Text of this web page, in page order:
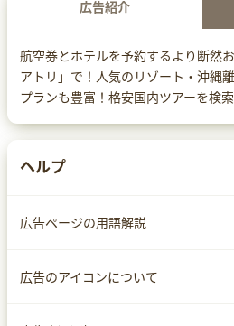
広告紹介
航空券とホテルを予約するより断然
アトリ」で！人気のリゾート・沖縄
プランも豊富！格安国内ツアーを検索
ヘルプ
広告ページの用語解説
広告のアイコンについて